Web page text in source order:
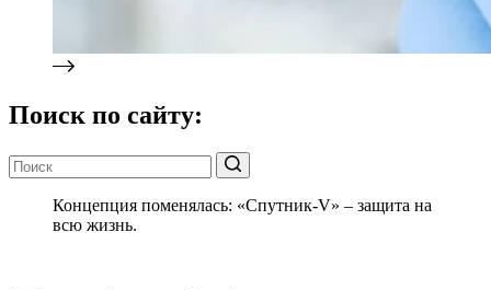
Поиск по сайту:
Концепция поменялась: «Спутник-V» – защита на
всю жизнь.